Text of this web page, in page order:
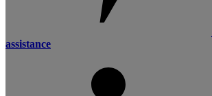
assistance